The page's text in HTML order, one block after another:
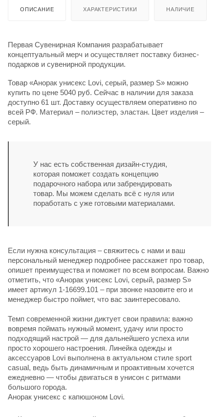
ОПИСАНИЕ ХАРАКТЕРИСТИКИ НАЛИЧИЕ
Первая Сувенирная Компания разрабатывает
концептуальный мерч и осуществляет поставку бизнес-
подарков и сувенирной продукции.
Товар «Анорак унисекс Lovi, серый, размер S» можно
купить по цене 5040 руб. Сейчас в наличии для заказа
доступно 61 шт. Доставку осуществляем оперативно по
всей РФ. Материал – полиэстер, эластан. Цвет изделия –
серый.
У нас есть собственная дизайн-студия,
которая поможет создать концепцию
подарочного набора или забрендировать
товар. Мы можем сделать всё с нуля или
поработать с уже готовыми материалами.
Если нужна консультация – свяжитесь с нами и ваш
персональный менеджер подробнее расскажет про товар,
опишет преимущества и поможет по всем вопросам. Важно
отметить, что «Анорак унисекс Lovi, серый, размер S»
имеет артикул 1-16699.101 – при звонке назовите его и
менеджер быстро поймет, что вас заинтересовало.
Темп современной жизни диктует свои правила: важно
вовремя поймать нужный момент, удачу или просто
подходящий настрой — для дальнейшего успеха или
просто хорошего настроения. Линейка одежды и
аксессуаров Lovi выполнена в актуальном стиле sport
casual, ведь быть динамичным и проактивным хочется
ежедневно — чтобы двигаться в унисон с ритмами
большого города.
Анорак унисекс с капюшоном Lovi.